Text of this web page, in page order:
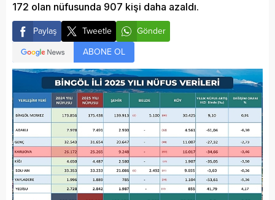
172 olan nüfusunda 907 kişi daha azaldı.
Paylaş Tweetle
Gönder
ABONE OL